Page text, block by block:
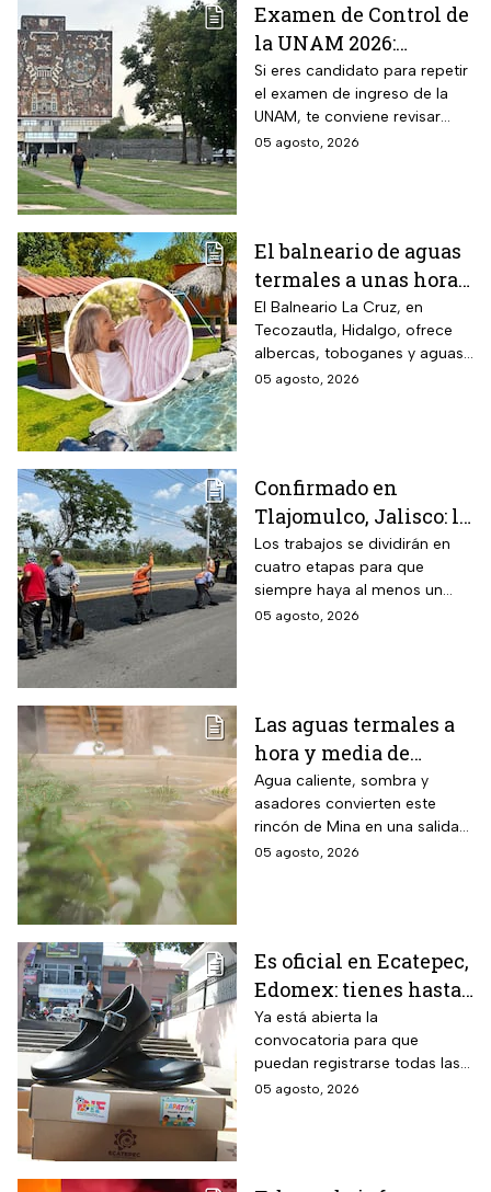
Examen de Control de
la UNAM 2026:
¿Cuántos aciertos
piden en las carreras
más solicitadas?
Si eres candidato para repetir
el examen de ingreso de la
UNAM, te conviene revisar
cuántos aciertos deberás de
05 agosto, 2026
El balneario de aguas
termales a unas horas
de Naucalpan con
entrada desde $100
pesos para este grupo
de adultos mayores
El Balneario La Cruz, en
Tecozautla, Hidalgo, ofrece
albercas, toboganes y aguas
termales, con tarifas
05 agosto, 2026
Confirmado en
Tlajomulco, Jalisco: la
avenida Jesús Michel
(ex 8 de Julio) seguirá
con obras hasta
diciembre 2026 y este
Los trabajos se dividirán en
cuatro etapas para que
siempre haya al menos un
carril habilitado en cada
05 agosto, 2026
Las aguas termales a
hora y media de
Monterrey, Nuevo
León, donde la
entrada cuesta desde
$30 pesos y este grupo
Agua caliente, sombra y
asadores convierten este
rincón de Mina en una salida
sencilla para pasar el día en
05 agosto, 2026
Es oficial en Ecatepec,
Edomex: tienes hasta
el 14 de agosto para
cobrar apoyo de $400
para los zapatos de tus
hijos o nietos
Ya está abierta la
convocatoria para que
puedan registrarse todas las
familias con niños de escuelas
05 agosto, 2026